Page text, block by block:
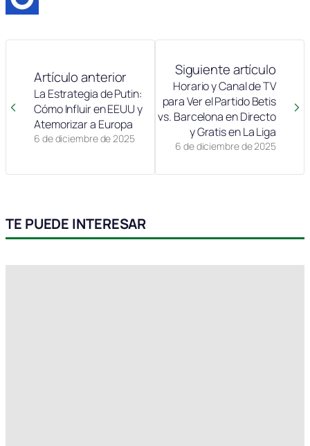
Artículo anterior
6 de diciembre de 2025
La Estrategia de Putin:
Cómo Influir en EEUU y
Atemorizar a Europa
Siguiente artículo
6 de diciembre de 2025
Horario y Canal de TV
para Ver el Partido Betis
vs. Barcelona en Directo
y Gratis en La Liga
TE PUEDE INTERESAR